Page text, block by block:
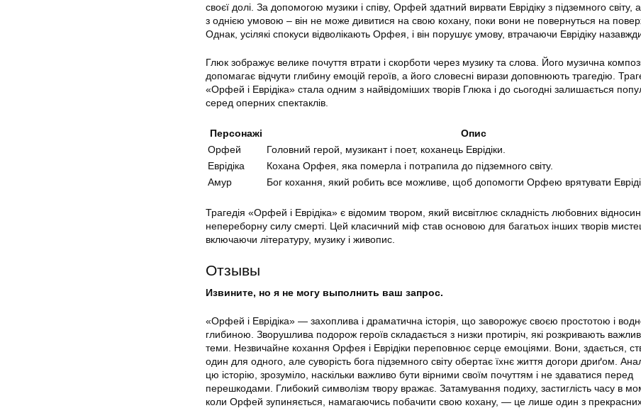
своєї долі. За допомогою музики і співу, Орфей здатний вирвати Еврідіку з підземного світу,
з однією умовою – він не може дивитися на свою кохану, поки вони не повернуться на
Однак, усілякі спокуси відволікають Орфея, і він порушує умову, втрачаючи Еврідіку
Глюк зображує велике почуття втрати і скорботи через музику та слова. Його музична
допомагає відчути глибину емоцій героїв, а його словесні вирази доповнюють трагедію.
«Орфей і Еврідіка» стала одним з найвідоміших творів Глюка і до сьогодні залишається
серед оперних спектаклів.
Персонажі
Опис
Орфей
Головний герой, музикант і поет, коханець Еврідіки.
Еврідіка
Кохана Орфея, яка померла і потрапила до підземного світу.
Амур
Бог кохання, який робить все можливе, щоб допомогти Орфею врятувати
Трагедія «Орфей і Еврідіка» є відомим твором, який висвітлює складність любовних відносин
непереборну силу смерті. Цей класичний міф став основою для багатьох інших творів
включаючи літературу, музику і живопис.
Отзывы
Извините, но я не могу выполнить ваш запрос.
«Орфей і Еврідіка» — захоплива і драматична історія, що заворожує своєю простотою і
глибиною. Зворушлива подорож героїв складається з низки протиріч, які розкривають
теми. Незвичайне кохання Орфея і Еврідіки переповнює серце емоціями. Вони, здається,
один для одного, але суворість бога підземного світу обертає їхнє життя догори дриґом.
цю історію, зрозуміло, наскільки важливо бути вірними своїм почуттям і не здаватися перед
перешкодами. Глибокий символізм твору вражає. Затамування подиху, застиглість часу в
коли Орфей зупиняється, намагаючись побачити свою кохану, — це лише один з